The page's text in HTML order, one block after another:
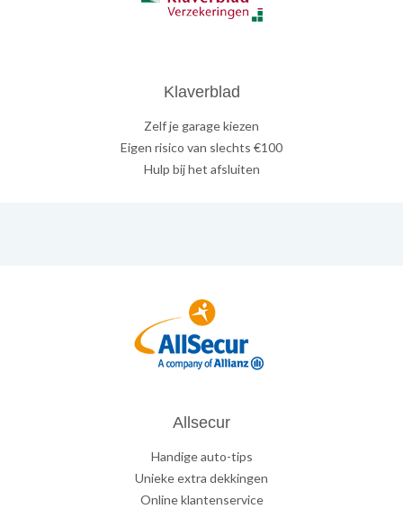
Klaverblad
Zelf je garage kiezen
Eigen risico van slechts €100
Hulp bij het afsluiten
Allsecur
Handige auto-tips
Unieke extra dekkingen
Online klantenservice